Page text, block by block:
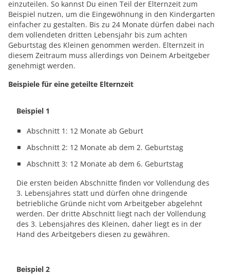
einzuteilen. So kannst Du einen Teil der Elternzeit zum
Beispiel nutzen, um die Eingewöhnung in den Kindergarten
einfacher zu gestalten. Bis zu 24 Monate dürfen dabei nach
dem vollendeten dritten Lebensjahr bis zum achten
Geburtstag des Kleinen genommen werden. Elternzeit in
diesem Zeitraum muss allerdings von Deinem Arbeitgeber
genehmigt werden.
Beispiele für eine geteilte Elternzeit
Beispiel 1
Abschnitt 1: 12 Monate ab Geburt
Abschnitt 2: 12 Monate ab dem 2. Geburtstag
Abschnitt 3: 12 Monate ab dem 6. Geburtstag
Die ersten beiden Abschnitte finden vor Vollendung des
3. Lebensjahres statt und dürfen ohne dringende
betriebliche Gründe nicht vom Arbeitgeber abgelehnt
werden. Der dritte Abschnitt liegt nach der Vollendung
des 3. Lebensjahres des Kleinen, daher liegt es in der
Hand des Arbeitgebers diesen zu gewähren.
Beispiel 2